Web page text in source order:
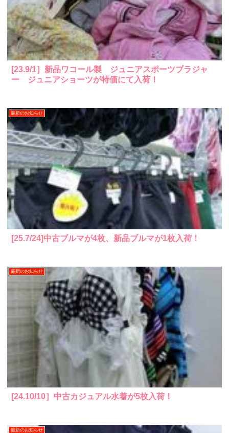
[23.9/1］新品ワコール製 ジュニアスポーツブラジャ
ー ジュニアショーツが特価にて入荷！
最新のお知らせ
[25.7/24]中古ブルマが4枚、新品ブルマが1枚入荷！
最新のお知らせ
[24.10/10］中古カジュアル水着が5枚入荷！
最新のお知らせ